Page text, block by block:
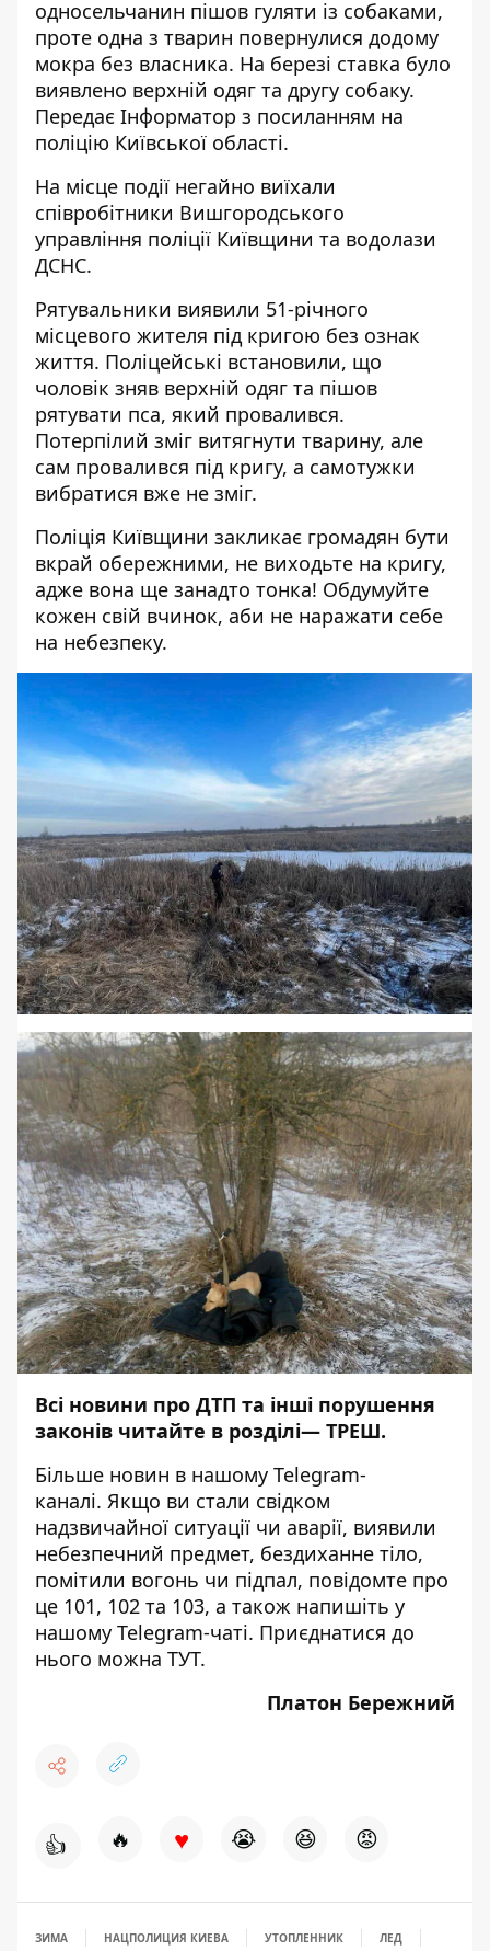
односельчанин пішов гуляти із собаками,
проте одна з тварин повернулися додому
мокра без власника. На березі ставка було
виявлено верхній одяг та другу собаку.
Передає Інформатор з посиланням на
поліцію Київської області.
На місце події негайно виїхали
співробітники Вишгородського
управління поліції Київщини та водолази
ДСНС.
Рятувальники виявили 51-річного
місцевого жителя під кригою без ознак
життя. Поліцейські встановили, що
чоловік зняв верхній одяг та пішов
рятувати пса, який провалився.
Потерпілий зміг витягнути тварину, але
сам провалився під кригу, а самотужки
вибратися вже не зміг.
Поліція Київщини закликає громадян бути
вкрай обережними, не виходьте на кригу,
адже вона ще занадто тонка! Обдумуйте
кожен свій вчинок, аби не наражати себе
на небезпеку.
Всі новини про ДТП та інші порушення
законів читайте в розділі— ТРЕШ.
Більше новин в нашому Telegram-
каналі. Якщо ви стали свідком
надзвичайної ситуації чи аварії, виявили
небезпечний предмет, бездиханне тіло,
помітили вогонь чи підпал, повідомте про
це 101, 102 та 103, а також напишіть у
нашому Telegram-чаті. Приєднатися до
нього можна ТУТ.
Платон Бережний
👍 🔥 ♥ 😭 😆 😡
ЗИМА НАЦПОЛИЦИЯ КИЕВА УТОПЛЕННИК ЛЕД